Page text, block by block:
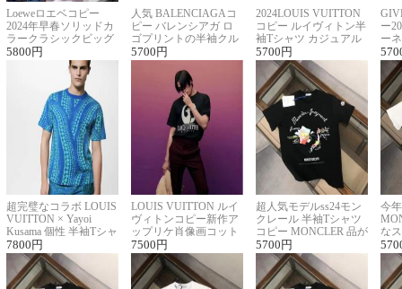
Loeweロエベコピー
2024年早春ソリッドカ
ラークラシックビッグ
ロゴ刺繍Tシャツ
5800 円
人気 BALENCIAGAコ
ピー バレンシアガ ロ
ゴプリントの半袖クル
ーネックTシャツ
5700 円
2024LOUIS VUITTON
コピー ルイヴィトン半
袖Tシャツ カジュアル
に馴染む 2色展開
5700 円
ー
ー
ー
超完璧なコラボ LOUIS
VUITTON × Yayoi
Kusama 個性 半袖Tシャ
ツコピー男女兼用
7800 円
LOUIS VUITTON ルイ
ヴィトンコピー新作ア
ップリケ肖像画コット
ンニット半袖Tシャツ
7500 円
超人気モデルss24モン
クレール 半袖Tシャツ
コピー MONCLER 品が
良く見た目
5700 円
今
な
ル